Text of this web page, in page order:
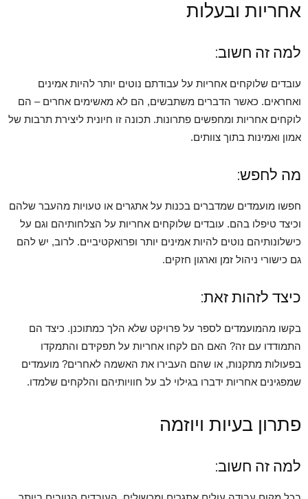
אחריות ובעלות
למה זה חשוב:
עובדים שלוקחים אחריות על עבודתם נוטים יותר להיות אמינים
ואחראים. כאשר הדברים משתבשים, הם לא מאשימים אחרים – הם
לוקחים אחריות ומחפשים פתרונות. תכונה זו חיונית ליצירת תרבות של
אמון ואמינות בתוך צוותים.
מה לחפש:
חפשו מועמדים שמדברים בכנות על אתגרים או טעויות מהעבר שלהם
וכיצד טיפלו בהם. עובדים שלוקחים אחריות על הצלחותיהם וגם על
כישלונותיהם נוטים להיות אמינים יותר ופרואקטיביים. לרוב, יש להם
גם כישורי ניהול זמן וארגון חזקים.
כיצד לזהות זאת:
בקשו מהמועמדים לספר על פרויקט שלא הלך כמתוכנן. כיצד הם
התמודדו עם זה? האם הם לקחו אחריות על תפקידם והתמקדו
בפעולות מתקנות, או שהם העבירו את האשמה לאחרים? מועמדים
שמפגינים אחריות ידברו בגילוי לב על חוויותיהם והלקחים שלמדו.
פתרון בעיות ויוזמה
למה זה חשוב: